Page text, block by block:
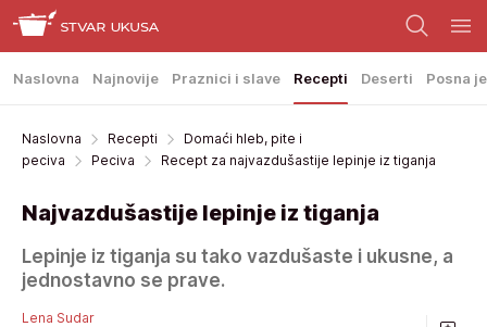
Naslovna Najnovije Praznici i slave Recepti Deserti Posna
Naslovna Recepti
Domaći hleb, pite i
peciva
Peciva Recept za najvazdušastije lepinje iz tiganja
Najvazdušastije lepinje iz tiganja
Lepinje iz tiganja su tako vazdušaste i ukusne, a
jednostavno se prave.
Lena Sudar